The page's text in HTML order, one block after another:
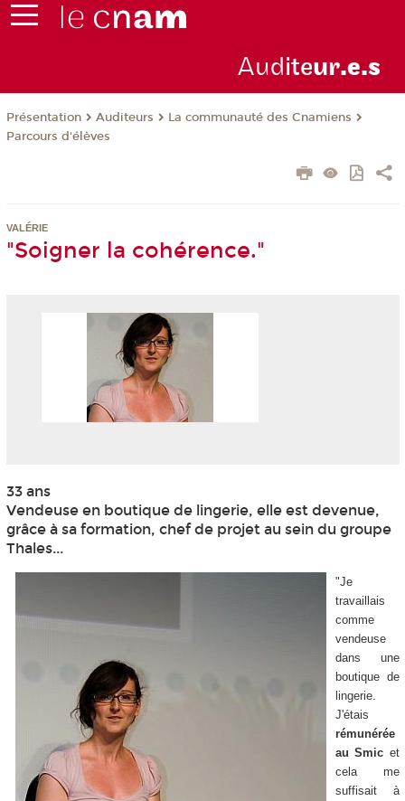
Auditeur.e.s
Présentation Auditeurs
La communauté des Cnamiens
Parcours d'élèves
VALÉRIE
"Soigner la cohérence."
33 ans
Vendeuse en boutique de lingerie, elle est devenue,
grâce à sa formation, chef de projet au sein du groupe
Thales...
"Je
travaillais
comme
vendeuse
dans une
boutique de
lingerie.
J'étais
rémunérée
au Smic et
cela me
suffisait à